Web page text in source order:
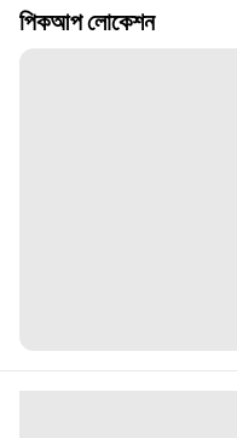
পিকআপ লোকেশন